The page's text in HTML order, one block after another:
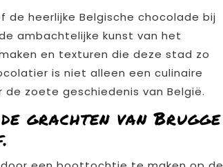
de heerlijke Belgische chocolade bij
ambachtelijke kunst van het
en texturen die deze stad zo
is niet alleen een culinaire
zoete geschiedenis van België.
grachten van Brugge